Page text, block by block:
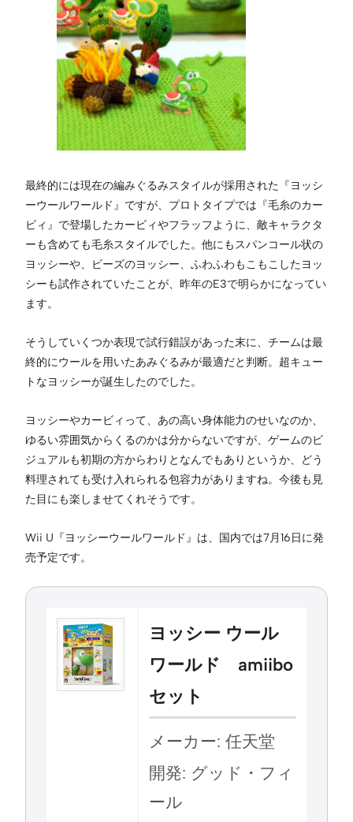
最終的には現在の編みぐるみスタイルが採用された『ヨッシ
ーウールワールド』ですが、プロトタイプでは『毛糸のカー
ビィ』で登場したカービィやフラッフように、敵キャラクタ
ーも含めても毛糸スタイルでした。他にもスパンコール状の
ヨッシーや、ビーズのヨッシー、ふわふわもこもこしたヨッ
シーも試作されていたことが、昨年のE3で明らかになってい
ます。
そうしていくつか表現で試行錯誤があった末に、チームは最
終的にウールを用いたあみぐるみが最適だと判断。超キュー
トなヨッシーが誕生したのでした。
ヨッシーやカービィって、あの高い身体能力のせいなのか、
ゆるい雰囲気からくるのかは分からないですが、ゲームのビ
ジュアルも初期の方からわりとなんでもありというか、どう
料理されても受け入れられる包容力がありますね。今後も見
た目にも楽しませてくれそうです。
Wii U『ヨッシーウールワールド』は、国内では7月16日に発
売予定です。
ヨッシー ウール
ワールド amiibo
セット
メーカー: 任天堂
開発: グッド・フィ
ール